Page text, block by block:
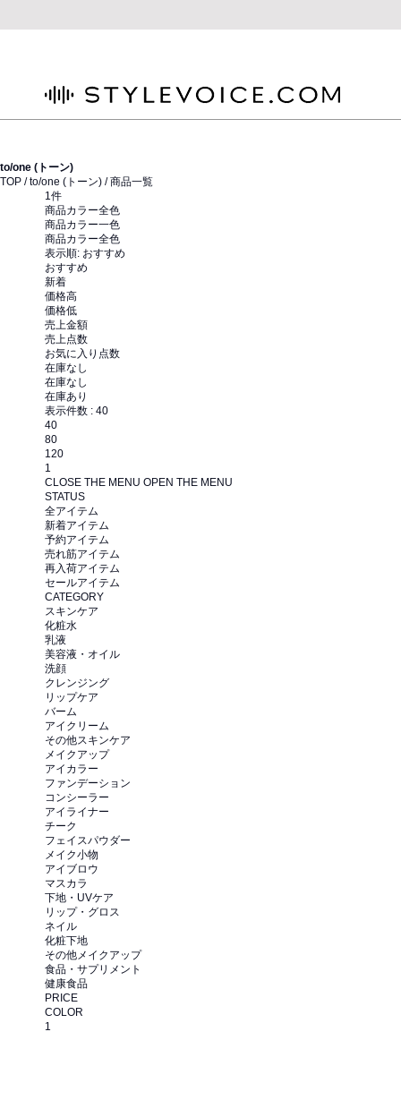
to/one (トーン)
TOP /to/one (トーン) / 商品一覧
1件
商品カラー全色
商品カラー一色
商品カラー全色
表示順: おすすめ
おすすめ
新着
価格高
価格低
売上金額
売上点数
お気に入り点数
在庫なし
在庫なし
在庫あり
表示件数 : 40
40
80
120
1
CLOSE THE MENU OPEN THE MENU
STATUS
全アイテム
新着アイテム
予約アイテム
売れ筋アイテム
再入荷アイテム
セールアイテム
CATEGORY
スキンケア
化粧水
乳液
美容液・オイル
洗顔
クレンジング
リップケア
バーム
アイクリーム
その他スキンケア
メイクアップ
アイカラー
ファンデーション
コンシーラー
アイライナー
チーク
フェイスパウダー
メイク小物
アイブロウ
マスカラ
下地・UVケア
リップ・グロス
ネイル
化粧下地
その他メイクアップ
食品・サプリメント
健康食品
PRICE
COLOR
1